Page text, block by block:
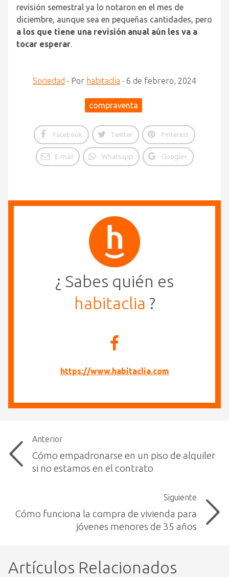
revisión semestral ya lo notaron en el mes de
diciembre, aunque sea en pequeñas cantidades, pero
a los que tiene una revisión anual aún les va a
tocar esperar.
Sociedad · Por habitaclia · 6 de febrero, 2024
compraventa
Facebook Twitter Pinterest
E-mail Whatsapp Google+
¿ Sabes quién es
habitaclia ?
https://www.habitaclia.com
Anterior
Cómo empadronarse en un piso de alquiler
si no estamos en el contrato
Siguiente
Cómo funciona la compra de vivienda para
jóvenes menores de 35 años
Artículos Relacionados